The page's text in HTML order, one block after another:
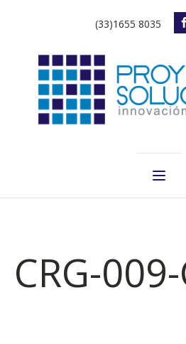
(33)1655 8035
CRG-